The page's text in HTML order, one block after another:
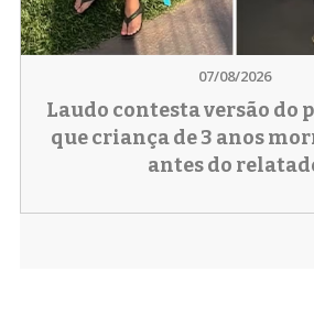
07/08/2026
Laudo contesta versão do
que criança de 3 anos
antes do